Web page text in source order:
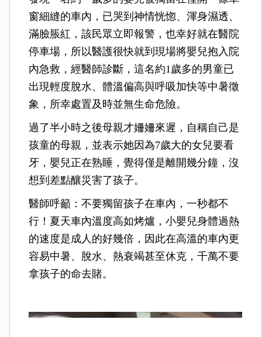
窗細縫的車內，已哭到神情恍惚、渾身濕透、
滿臉脹紅，該民眾立即報警，也幸好就在醫院
停車場，所以醫護很快就到現場將嬰兒抱入院
內急救，經醫師診斷，這名約1歲多的男童已
出現輕度脫水、體溫偏高與呼吸加快等中暑徵
象，所幸處置及時並無生命危險。
過了半小時之後母親才姍姍來遲，自稱自己是
孩童的母親，並表示她因為7歲大的女兒要看
牙，嬰兒正在熟睡，覺得僅是離開幾分鐘，沒
想到差點釀災害了孩子。
醫師呼籲：不要獨留孩子在車內，一秒都不
行！夏天車內溫度高如烤爐，小嬰兒身體過熱
的速度是成人的好幾倍，因此在高溫的車內更
容易中暑、脫水、熱衰竭甚至休克，千萬不要
拿孩子的命去賭。